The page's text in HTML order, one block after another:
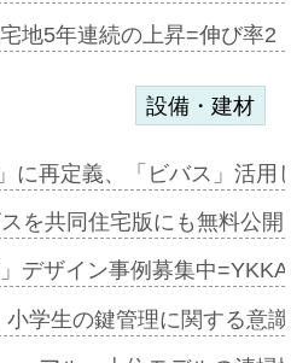
地5年連続の上昇=伸び率
設備・建材
に再定義、「ビバス」活
を共同住宅版にも無料公
」デザイン事例募集中
小学生の鍵管理に関する意